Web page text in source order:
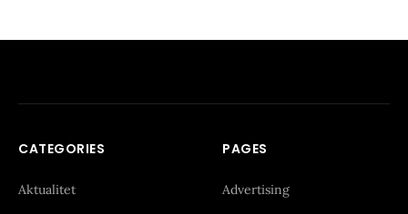
CATEGORIES
Aktualitet
PAGES
Advertising